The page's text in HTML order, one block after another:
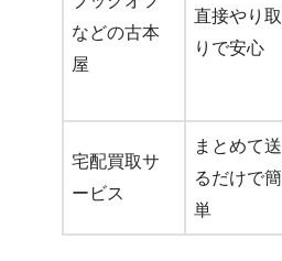
などの古本
屋
直接やり取
りで安心
宅配買取サ
ービス
まとめて送
るだけで簡
単